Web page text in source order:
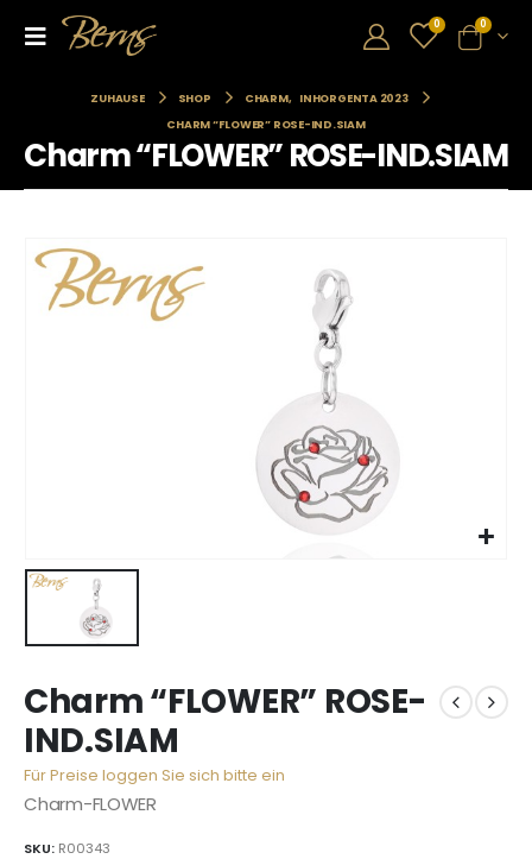
0 0
ZUHAUSE SHOP CHARM,
INHORGENTA 2023
CHARM “FLOWER” ROSE-IND.SIAM
Charm “FLOWER” ROSE-IND.SIAM
Charm “FLOWER” ROSE-
IND.SIAM
Für Preise loggen Sie sich bitte ein
Charm-FLOWER
SKU: R00343